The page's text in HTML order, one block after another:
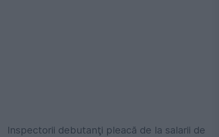
Inspectorii debutanţi pleacă de la salarii de